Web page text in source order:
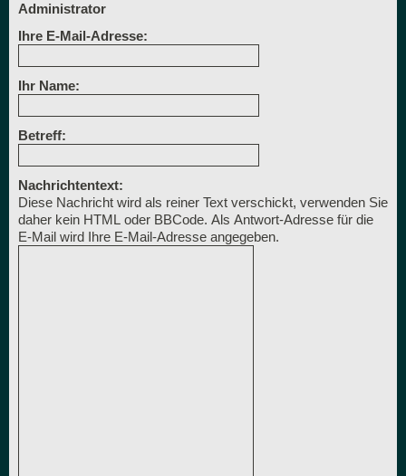
Administrator
Ihre E-Mail-Adresse:
Ihr Name:
Betreff:
Nachrichtentext:
Diese Nachricht wird als reiner Text verschickt, verwenden Sie
daher kein HTML oder BBCode. Als Antwort-Adresse für die
E-Mail wird Ihre E-Mail-Adresse angegeben.